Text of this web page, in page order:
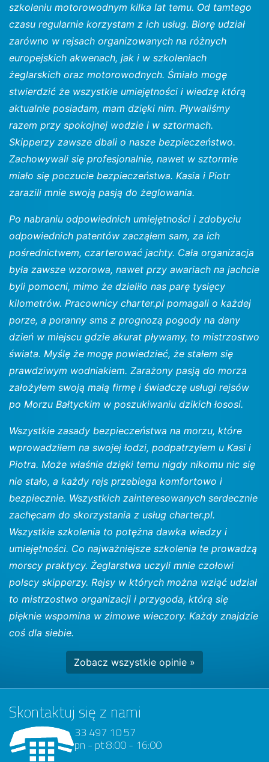
szkoleniu motorowodnym kilka lat temu. Od tamtego
czasu regularnie korzystam z ich usług. Biorę udział
zarówno w rejsach organizowanych na różnych
europejskich akwenach, jak i w szkoleniach
żeglarskich oraz motorowodnych. Śmiało mogę
stwierdzić że wszystkie umiejętności i wiedzę którą
aktualnie posiadam, mam dzięki nim. Pływaliśmy
razem przy spokojnej wodzie i w sztormach.
Skipperzy zawsze dbali o nasze bezpieczeństwo.
Zachowywali się profesjonalnie, nawet w sztormie
miało się poczucie bezpieczeństwa. Kasia i Piotr
zarazili mnie swoją pasją do żeglowania.
Po nabraniu odpowiednich umiejętności i zdobyciu
odpowiednich patentów zacząłem sam, za ich
pośrednictwem, czarterować jachty. Cała organizacja
była zawsze wzorowa, nawet przy awariach na jachcie
byli pomocni, mimo że dzieliło nas parę tysięcy
kilometrów. Pracownicy charter.pl pomagali o każdej
porze, a poranny sms z prognozą pogody na dany
dzień w miejscu gdzie akurat pływamy, to mistrzostwo
świata. Myślę że mogę powiedzieć, że stałem się
prawdziwym wodniakiem. Zarażony pasją do morza
założyłem swoją małą firmę i świadczę usługi rejsów
po Morzu Bałtyckim w poszukiwaniu dzikich łososi.
Wszystkie zasady bezpieczeństwa na morzu, które
wprowadziłem na swojej łodzi, podpatrzyłem u Kasi i
Piotra. Może właśnie dzięki temu nigdy nikomu nic się
nie stało, a każdy rejs przebiega komfortowo i
bezpiecznie. Wszystkich zainteresowanych serdecznie
zachęcam do skorzystania z usług charter.pl.
Wszystkie szkolenia to potężna dawka wiedzy i
umiejętności. Co najważniejsze szkolenia te prowadzą
morscy praktycy. Żeglarstwa uczyli mnie czołowi
polscy skipperzy. Rejsy w których można wziąć udział
to mistrzostwo organizacji i przygoda, którą się
pięknie wspomina w zimowe wieczory. Każdy znajdzie
coś dla siebie.
Zobacz wszystkie opinie »
Skontaktuj się z nami
33 497 10 57
pn - pt 8:00 - 16:00